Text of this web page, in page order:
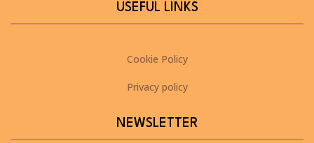
USEFUL LINKS
Cookie Policy
Privacy policy
NEWSLETTER